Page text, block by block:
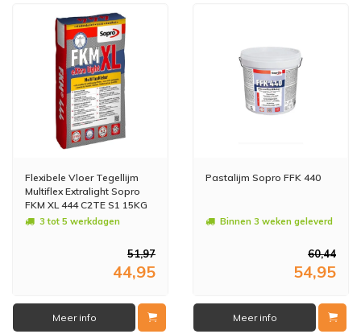
Flexibele Vloer Tegellijm
Multiflex Extralight Sopro
FKM XL 444 C2TE S1 15KG
3 tot 5 werkdagen
51,97
44,95
Meer info
Pastalijm Sopro FFK 440
Binnen 3 weken geleverd
60,44
54,95
Meer info